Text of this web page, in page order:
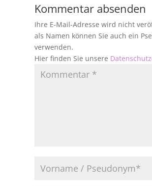
Kommentar absenden
Ihre E-Mail-Adresse wird nicht
als Namen können Sie auch ein
verwenden.
Hier finden Sie unsere